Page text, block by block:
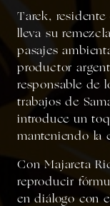
Tarek,
lleva su
pasajes
productor
responsable de
trabajos de
introduce un
manteniendo la
Con Majareta
reproducir
en diálogo con